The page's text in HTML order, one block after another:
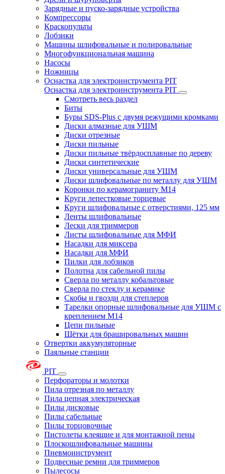
Зарядные и пуско-зарядные устройства
Компрессоры
Краскопульты
Лобзики
Машины шлифовальные и полировальные
Многофункциональная машина
Насосы
Ножницы
Оснастка для электроинструмента PIT
Оснастка для электроинструмента PIT
Смотреть весь раздел
Биты
Буры SDS-Plus c двумя режущими кромками
Диски алмазные для УШМ
Диски отрезные
Диски пильные
Диски пильные твёрдосплавные по дереву
Диски синтетические
Диски универсальные для УШМ
Диски шлифовальные по металлу для УШМ
Коронки по керамограниту M14
Круги лепестковые торцевые
Круги шлифовальные с отверстиями, 125 мм
Ленты шлифовальные
Лески для триммеров
Листы шлифовальные для МФИ
Насадки для миксера
Насадки для МФИ
Пилки для лобзиков
Полотна для сабельной пилы
Сверла по металлу кобальтовые
Сверла по стеклу и керамике
Скобы и гвозди для степлеров
Тарелки опорные шлифовальные для УШМ с
креплением М14
Цепи пильные
Щётки для брашировальных машин
Отвертки аккумуляторные
Паяльные станции
PIT
Перфораторы и молотки
Пила отрезная по металлу
Пила цепная электрическая
Пилы дисковые
Пилы сабельные
Пилы торцовочные
Пистолеты клеящие и для монтажной пены
Плоскошлифовальные машины
Пневмоинструмент
Подвесные ремни для триммеров
Пылесосы